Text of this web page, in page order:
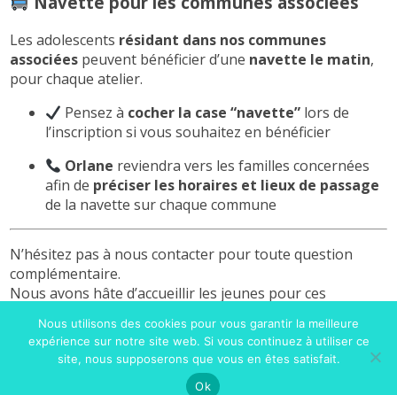
Les adolescents résidant dans nos communes
associées peuvent bénéficier d’une navette le matin,
pour chaque atelier.
Pensez à cocher la case “navette” lors de
l’inscription si vous souhaitez en bénéficier
Orlane reviendra vers les familles concernées
afin de préciser les horaires et lieux de passage
de la navette sur chaque commune
N’hésitez pas à nous contacter pour toute question
complémentaire.
Nous avons hâte d’accueillir les jeunes pour ces
animations !
Nous utilisons des cookies pour vous garantir la meilleure
expérience sur notre site web. Si vous continuez à utiliser ce
site, nous supposerons que vous en êtes satisfait.
Ok